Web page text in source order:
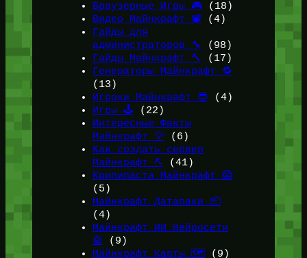
Браузерные Игры 🎮(18)
Видео Майнкрафт 📽️ (4)
Гайды для
администраторов 🔧
(98)
Гайды Майнкрафт 🔨
(17)
Генераторы Майнкрафт 🔁
(13)
Игроки Майнкрафт 😎 (4)
Игры 🕹️ (22)
Интересные Факты
Майнкрафт 💡(6)
Как создать сервер
Майнкрафт ⛏️ (41)
Крипипаста Майнкрафт 😱
(5)
Майнкрафт Датапаки 📦
(4)
Майнкрафт ИИ Нейросети
🤖
(9)
Майнкрафт Карты 🗺️(9)